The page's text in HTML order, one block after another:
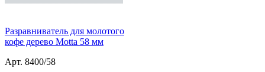
Разравниватель для молотого
кофе дерево Motta 58 мм
Арт. 8400/58